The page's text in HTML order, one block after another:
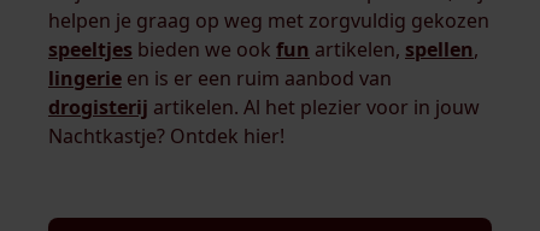
helpen je graag op weg met zorgvuldig gekozen
speeltjes bieden we ook fun artikelen, spellen,
lingerie en is er een ruim aanbod van
drogisterij artikelen. Al het plezier voor in jouw
Nachtkastje? Ontdek hier!